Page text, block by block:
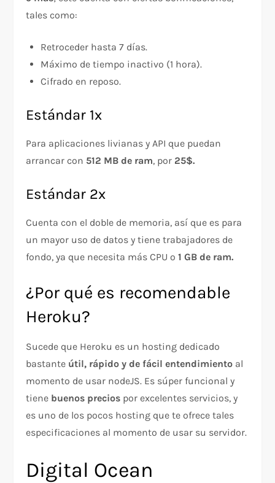
tales como:
Retroceder hasta 7 días.
Máximo de tiempo inactivo (1 hora).
Cifrado en reposo.
Estándar 1x
Para aplicaciones livianas y API que puedan
arrancar con 512 MB de ram, por 25$.
Estándar 2x
Cuenta con el doble de memoria, así que es para
un mayor uso de datos y tiene trabajadores de
fondo, ya que necesita más CPU o1 GB de ram.
¿Por qué es recomendable
Heroku?
Sucede que Heroku es un hosting dedicado
bastante útil, rápido y de fácil entendimiento al
momento de usar nodeJS. Es súper funcional y
tiene buenos precios por excelentes servicios, y
es uno de los pocos hosting que te ofrece tales
especificaciones al momento de usar su servidor.
Digital Ocean